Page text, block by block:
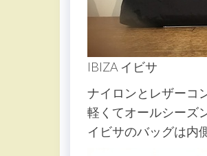
IBIZA イビサ
ナイロンとレザーコ
軽くてオールシーズ
イビサのバッグは内